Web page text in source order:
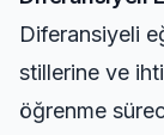
Diferansiyeli
stillerine ve
öğrenme